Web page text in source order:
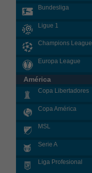
Bundesliga
Ligue 1
Champions League
Europa League
América
Copa Libertadores
Copa América
MSL
Serie A
Liga Profesional